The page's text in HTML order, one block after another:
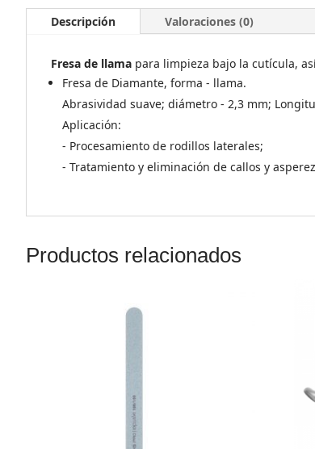
Descripción Valoraciones (0)
Fresa de llama para limpieza bajo la cutícula,
Fresa de Diamante, forma - llama.
Abrasividad suave; diámetro - 2,3 mm;
Aplicación:
- Procesamiento de rodillos laterales;
- Tratamiento y eliminación de callos y
Productos relacionados